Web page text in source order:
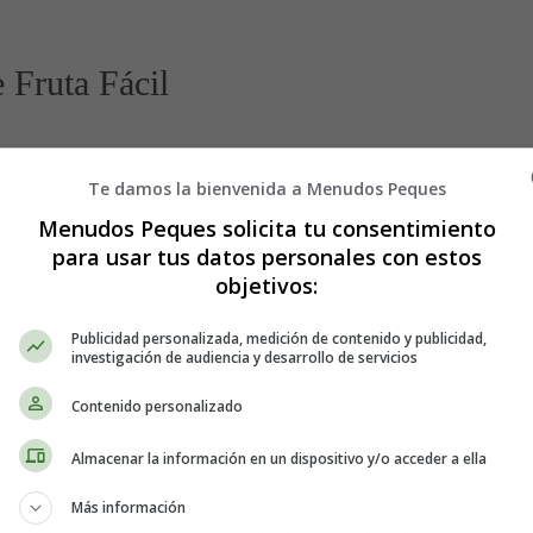
Fruta Fácil
moreno.
y se hidrate adecuadamente. Utiliza un té bien concentrado y frío
una cucharadita de canela y las especias mixtas molidas.
y un aroma único al bizcocho. Las especias añadirán una
absorba el té y las especias.
Te damos la bienvenida a Menudos Peques
Menudos Peques solicita tu consentimiento
para usar tus datos personales con estos
objetivos:
Publicidad personalizada, medición de contenido y publicidad,
investigación de audiencia y desarrollo de servicios
Contenido personalizado
Almacenar la información en un dispositivo y/o acceder a ella
Más información